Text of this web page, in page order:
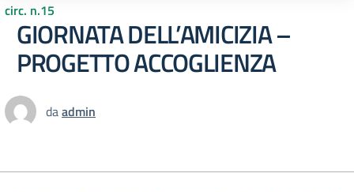
circ. n.15
GIORNATA DELL’AMICIZIA –
PROGETTO ACCOGLIENZA
daadmin